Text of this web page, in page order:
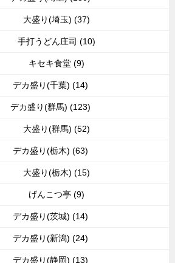
大盛り(埼玉) (37)
手打うどん庄司 (10)
キセキ食堂 (9)
デカ盛り(千葉) (14)
デカ盛り(群馬) (123)
大盛り(群馬) (52)
デカ盛り(栃木) (63)
大盛り(栃木) (15)
げんこつ亭 (9)
デカ盛り(茨城) (14)
デカ盛り(新潟) (24)
デカ盛り(静岡) (13)